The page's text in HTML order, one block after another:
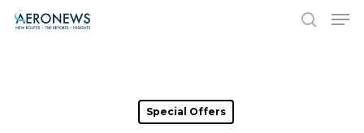
Hit enter to search or ESC to close
Special Offers